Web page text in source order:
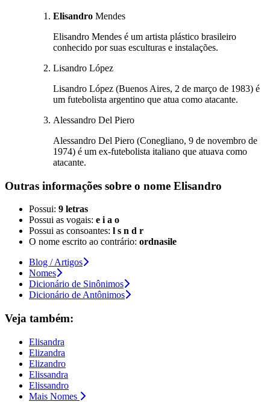
Elisandro Mendes
Elisandro Mendes é um artista plástico brasileiro
conhecido por suas esculturas e instalações.
Lisandro López
Lisandro López (Buenos Aires, 2 de março de 1983) é
um futebolista argentino que atua como atacante.
Alessandro Del Piero
Alessandro Del Piero (Conegliano, 9 de novembro de
1974) é um ex-futebolista italiano que atuava como
atacante.
Outras informações sobre o nome Elisandro
Possui: 9 letras
Possui as vogais: e i a o
Possui as consoantes: l s n d r
O nome escrito ao contrário: ordnasile
Blog / Artigos
Nomes
Dicionário de Sinônimos
Dicionário de Antônimos
Veja também:
Elisandra
Elizandra
Elizandro
Elissandra
Elissandro
Mais Nomes